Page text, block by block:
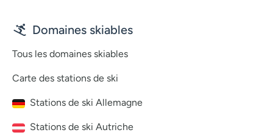
Domaines skiables
Tous les domaines skiables
Carte des stations de ski
Stations de ski Allemagne
Stations de ski Autriche